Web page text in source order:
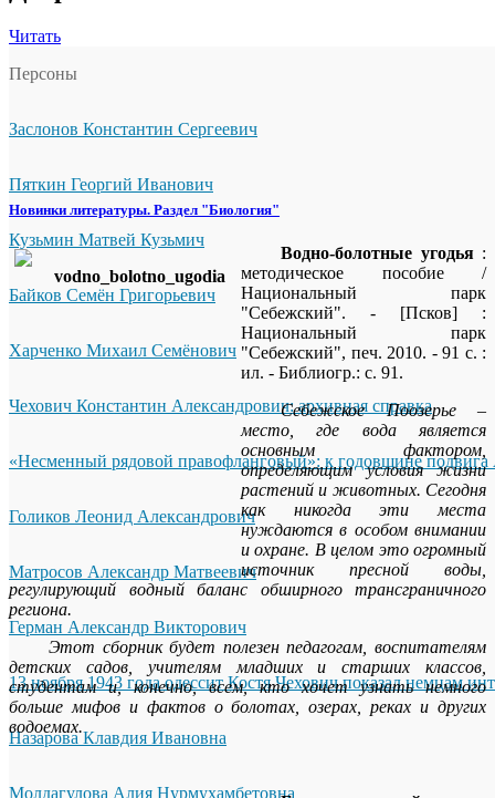
Читать
Персоны
Заслонов Константин Сергеевич
Пяткин Георгий Иванович
Кузьмин Матвей Кузьмич
Байков Семён Григорьевич
Харченко Михаил Семёнович
Чехович Константин Александрович: архивная справка
«Несменный рядовой правофланговый»: к годовщине подвига
Голиков Леонид Александрович
Матросов Александр Матвеевич
Герман Александр Викторович
13 ноября 1943 года одессит Костя Чехович показал немцам
Назарова Клавдия Ивановна
Молдагулова Алия Нурмухамбетовна
Новинки литературы. Раздел "Биология"
Водно-болотные угодья:
методическое пособие /
Национальный парк
"Себежский". - [Псков] :
Национальный парк
"Себежский", печ. 2010. - 91 с. :
ил. - Библиогр.: с. 91.
Себежское Поозерье –
место, где вода является
основным фактором,
определяющим условия жизни
растений и животных. Сегодня
как никогда эти места
нуждаются в особом внимании
и охране. В целом это огромный
источник пресной воды,
регулирующий водный баланс обширного трансграничного
региона.
Этот сборник будет полезен педагогам, воспитателям
детских садов, учителям младших и старших классов,
студентам и, конечно, всем, кто хочет узнать немного
больше мифов и фактов о болотах, озерах, реках и других
водоемах.